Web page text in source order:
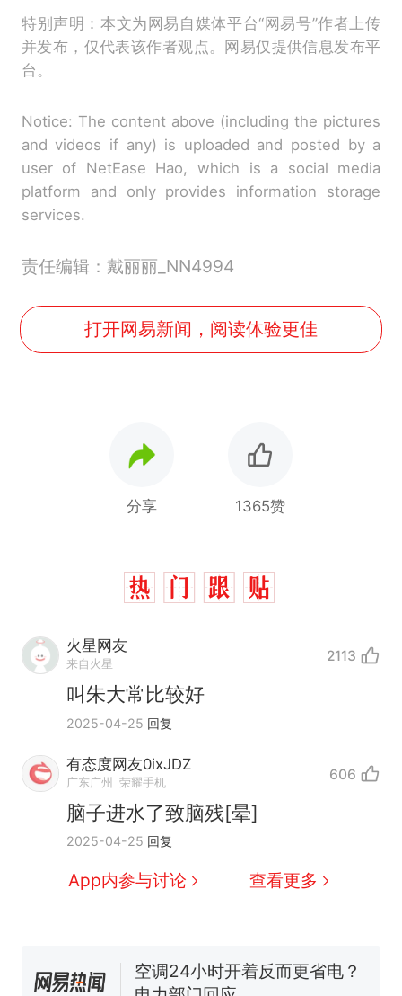
特别声明：本文为网易自媒体平台“网易号”作者上传
并发布，仅代表该作者观点。网易仅提供信息发布平
台。
Notice: The content above (including the pictures
and videos if any) is uploaded and posted by a
user of NetEase Hao, which is a social media
platform and only provides information storage
services.
责任编辑：戴丽丽_NN4994
打开网易新闻，阅读体验更佳
分享 1365赞
火星网友
来自火星 2113
叫朱大常比较好
2025-04-25 回复
有态度网友0ixJDZ
广东广州 荣耀手机 606
脑子进水了致脑残[晕]
2025-04-25 回复
App内参与讨论 查看更多
热 十多万人报名的考试，成绩
全部作废，公平么？
新
全球唯一没有法定首都的国
家，刚改国名，总统就邀请中
国大使骑行绕了几乎整个国境
线一圈，还曾两次到中国寻根
搬家报价570元，搬到楼下交
空调24小时开着反而更省电？